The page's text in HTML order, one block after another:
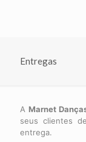
Entregas
A Marnet
seus clientes
entrega.